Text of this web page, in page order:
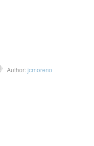
Author:jcmoreno